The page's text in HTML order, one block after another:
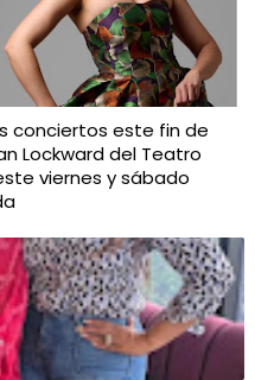
conciertos este fin de
Lockward del Teatro
viernes y sábado